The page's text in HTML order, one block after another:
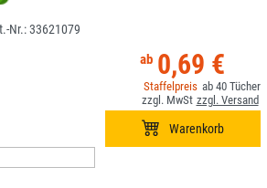
33621079
0,69 €
40